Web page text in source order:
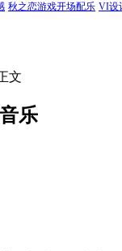
秋之恋游戏开场配乐 VI设
文
乐